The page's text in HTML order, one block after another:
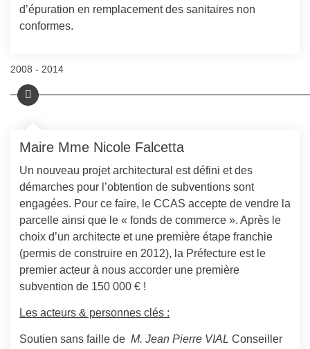
d’épuration en remplacement des sanitaires non
conformes.
2008 - 2014
Maire Mme Nicole Falcetta
Un nouveau projet architectural est défini et des
démarches pour l’obtention de subventions sont
engagées. Pour ce faire, l e CCAS accepte de vendre la
parcelle ainsi que le « fonds de commerce ». Après le
choix d’un architecte et une première étape franchie
(permis de construire en 2012), la Préfecture est le
premier acteur à nous accorder une première
subvention de 150 000 € !
Les acteurs & personnes clés :
Soutien sans faille de M. Jean Pierre VIAL Conseiller